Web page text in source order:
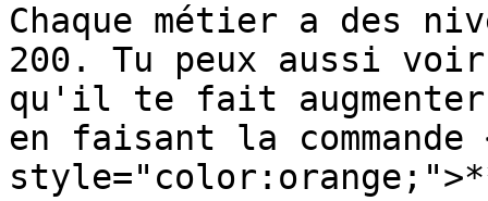
Chaque métier a des
200. Tu peux aussi
qu'il te fait augmenter
en faisant la commande